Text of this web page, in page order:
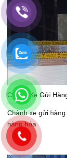
Chành Xe Gửi
Chành xe gửi
hàng hóa